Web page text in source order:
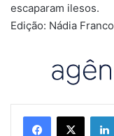
escaparam ilesos.
Edição: Nádia Franco